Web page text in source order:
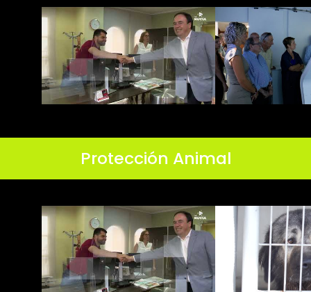
Protección Animal